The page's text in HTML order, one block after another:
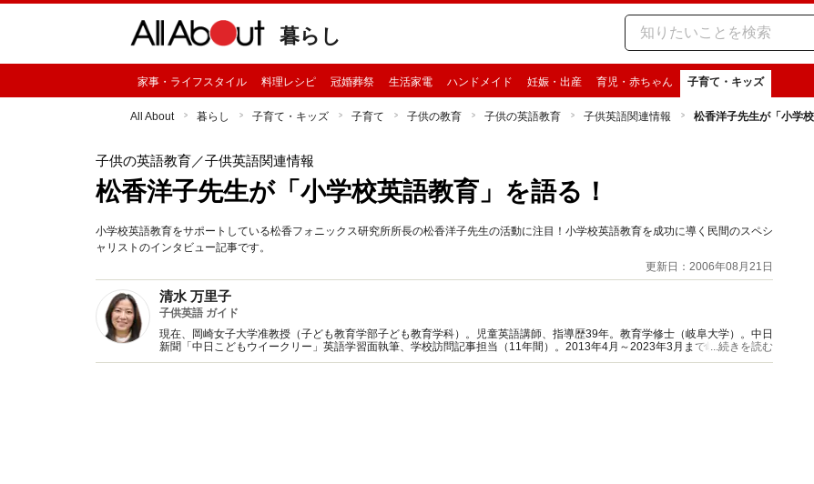
暮らし
家事・ライフスタイル 料理レシピ 冠婚葬祭 生活家電 ハンドメイド 妊娠・出産 育児・赤ちゃん 子育て・キッズ
All About 暮らし 子育て・キッズ 子育て 子供の教育 子供の英語教育 子供英語関連情報 松香洋子先生が「小学
子供の英語教育／子供英語関連情報
松香洋子先生が「小学校英語教育」を語る！
小学校英語教育をサポートしている松香フォニックス研究所所長の松香洋子先生の活動に注目！小学校英語教育を成功に導く民間のスペシ
ャリストのインタビュー記事です。
更新日：2006年08月21日
清水 万里子
子供英語 ガイド
現在、岡崎女子大学准教授（子ども教育学部子ども教育学科）。児童英語講師、指導歴39年。教育学修士（岐阜大学）。中日
新聞「中日こどもウイークリー」英語学習面執筆、学校訪問記事担当（11年間）。2013年4月～2023年3月まで岐阜県可児市
「小学校英語コミュニケーション事業」アドバイザー。
...続きを読む